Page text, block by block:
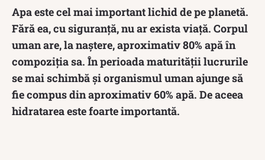
Apa este cel mai important lichid de pe planetă.
Fără ea, cu siguranță, nu ar exista viață. Corpul
uman are, la naștere, aproximativ 80% apă în
compoziția sa. În perioada maturității lucrurile
se mai schimbă și organismul uman ajunge să
fie compus din aproximativ 60% apă. De aceea
hidratarea este foarte importantă.